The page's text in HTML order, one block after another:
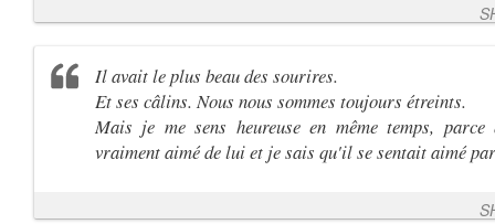
Il avait le plus beau des sourires.
Et ses câlins. Nous nous sommes toujours étreints.
Mais je me sens heureuse en même temps,
vraiment aimé de lui et je sais qu'il se sentait aimé